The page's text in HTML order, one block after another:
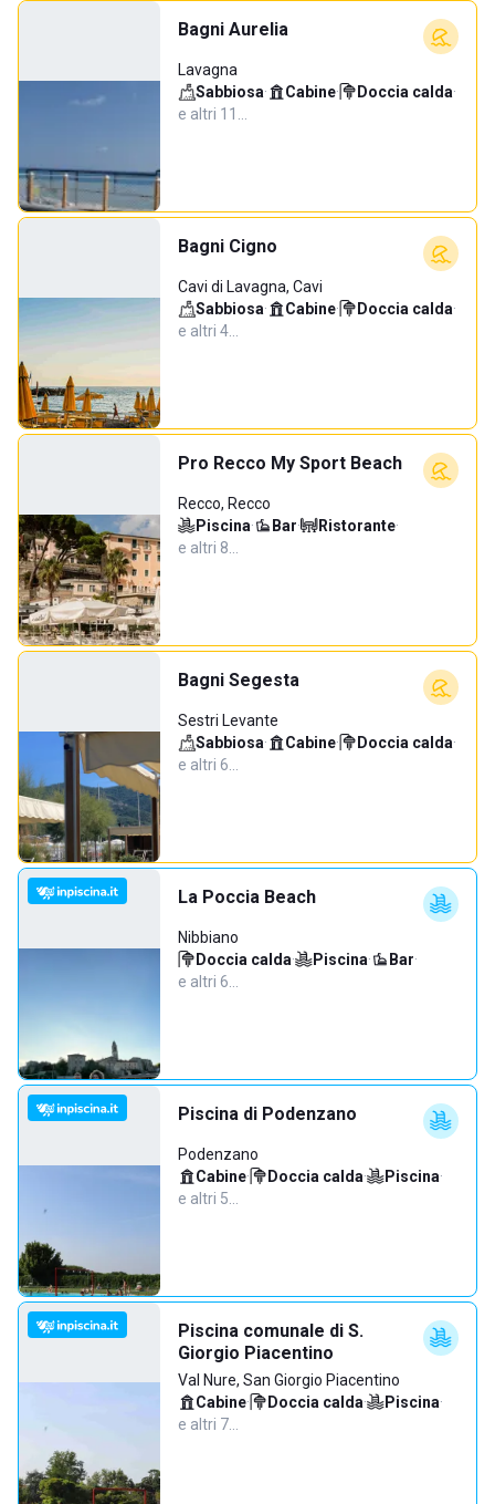
Bagni Aurelia
Lavagna
Sabbiosa· Cabine· Doccia calda·
e altri 11…
Bagni Cigno
Cavi di Lavagna, Cavi
Sabbiosa· Cabine· Doccia calda·
e altri 4…
Pro Recco My Sport Beach
Recco, Recco
Piscina· Bar· Ristorante·
e altri 8…
Bagni Segesta
Sestri Levante
Sabbiosa· Cabine· Doccia calda·
e altri 6…
La Poccia Beach
Nibbiano
Doccia calda· Piscina· Bar·
e altri 6…
Piscina di Podenzano
Podenzano
Cabine· Doccia calda· Piscina·
e altri 5…
Piscina comunale di S.
Giorgio Piacentino
Val Nure, San Giorgio Piacentino
Cabine· Doccia calda· Piscina·
e altri 7…